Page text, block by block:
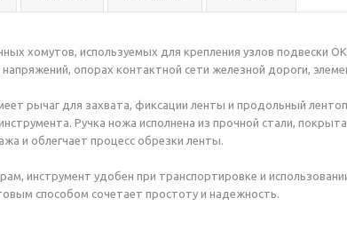
хомутов, используемых для крепления узлов подвески ОК
опорах контактной сети железной дороги,
рычаг для захвата, фиксации ленты и продольный
Ручка ножа исполнена из прочной стали,
и облегчает процесс обрезки ленты.
инструмент удобен при транспортировке и
способом сочетает простоту и надежность.